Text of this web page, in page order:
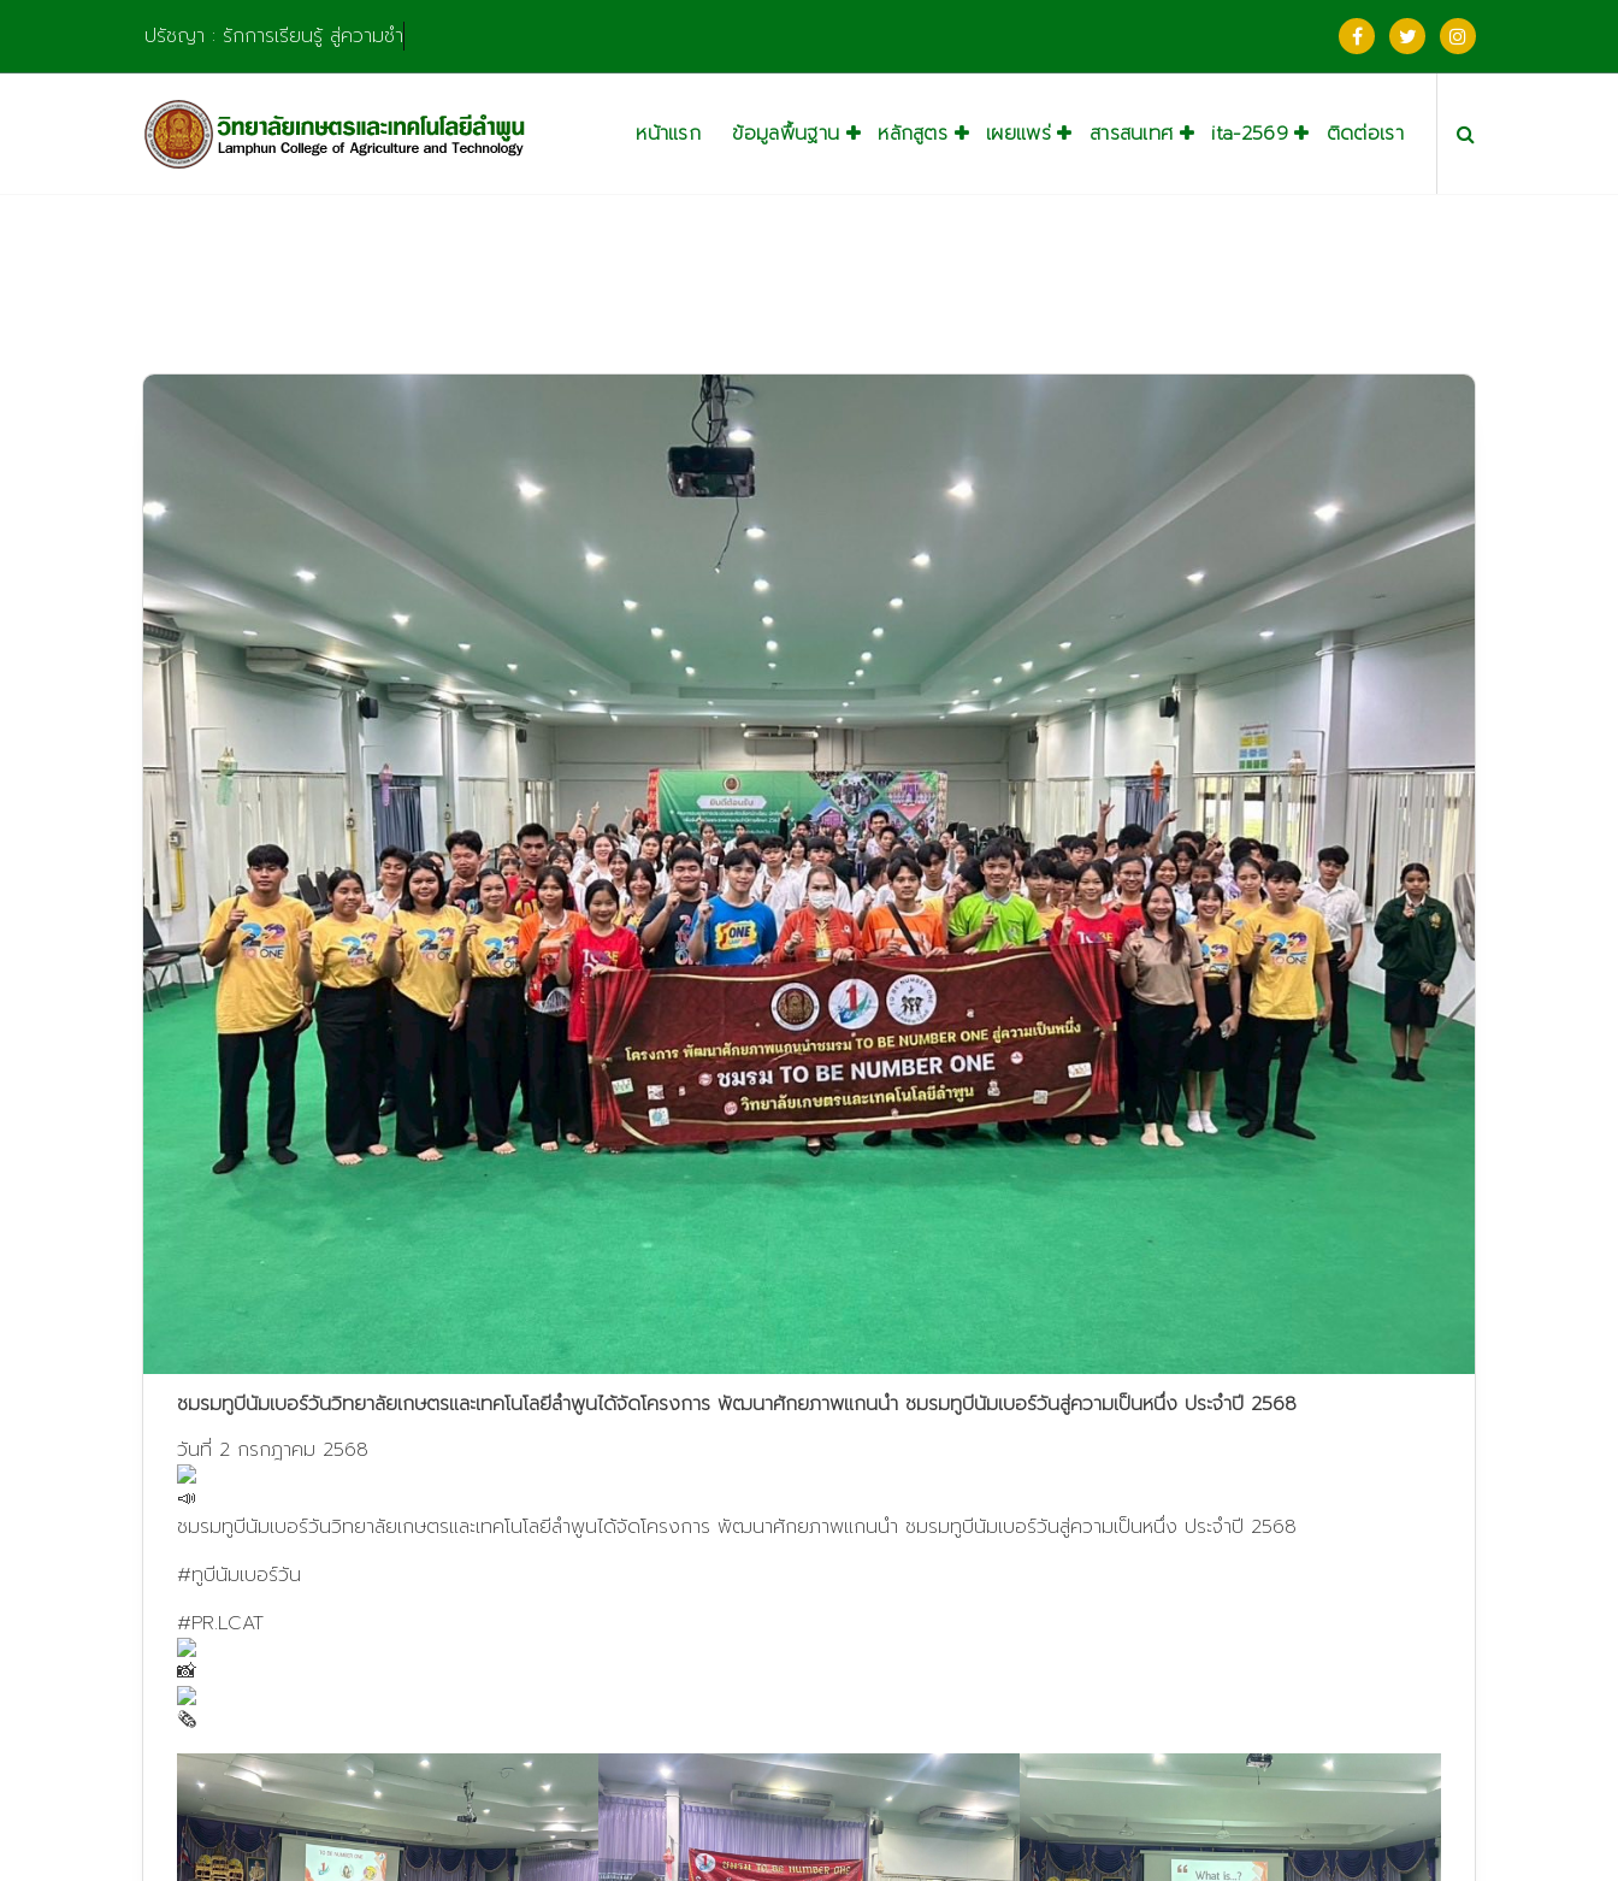
content
ปรัชญา : รักการเรียนรู้ สู่ความชำนาญ มุ่งการสร
หน้าแรก ข้อมูลพื้นฐาน หลักสูตร เผยแพร่ สารสนเทศ ita-2569 ติดต่อเรา
ชมรมทูบีนัมเบอร์วันวิทยาลัยเกษตรและเทคโนโลยีลำพูนได้จัดโครงการ พัฒนาศักยภาพแกนนำ ชมรมทูบีนัมเบอร์วันสู่ความเป็นหนึ่ง ประจำปี 2568
วันที่ 2 กรกฎาคม 2568
ชมรมทูบีนัมเบอร์วันวิทยาลัยเกษตรและเทคโนโลยีลำพูนได้จัดโครงการ พัฒนาศักยภาพแกนนำ ชมรมทูบีนัมเบอร์วันสู่ความเป็นหนึ่ง ประจำปี 2568
#ทูบีนัมเบอร์วัน
#PR.LCAT